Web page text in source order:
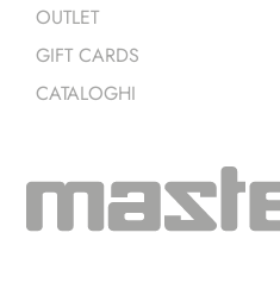
OUTLET
GIFT CARDS
CATALOGHI